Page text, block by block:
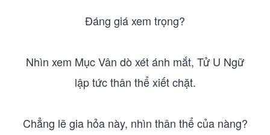
Đáng giá xem trọng?
Nhìn xem Mục Vân dò xét ánh mắt, Tử U Ngữ
lập tức thân thể xiết chặt.
Chẳng lẽ gia hỏa này, nhìn thân thể của nàng?